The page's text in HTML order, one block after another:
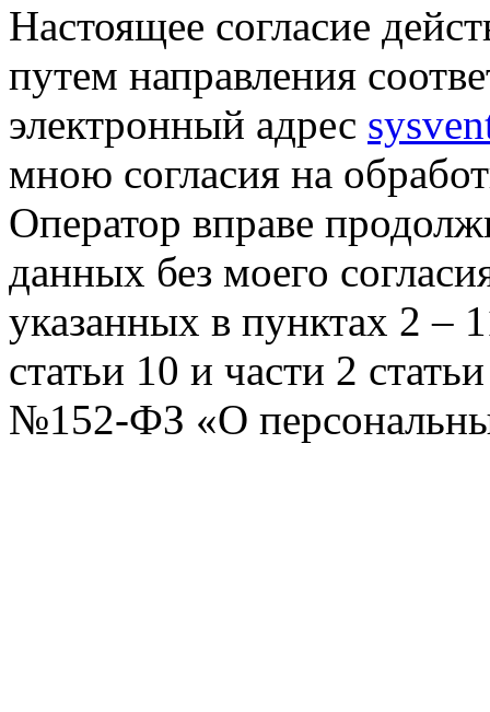
Настоящее согласие
путем направления
электронный адрес
мною согласия на
Оператор вправе
данных без моего
указанных в пунктах 2 –
статьи 10 и части 2
№152-ФЗ «О